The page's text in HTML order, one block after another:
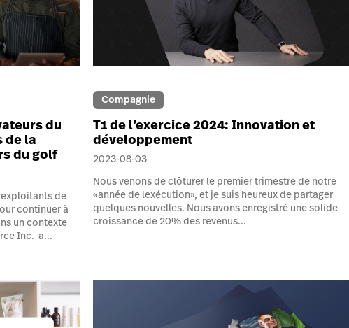
du
de la
du golf
de
continuer à
un contexte
Inc. a...
Compagnie
T1 de l’exercice 2024: Innovation et
développement
2023-08-03
Nous venons de clôturer le premier trimestre de notre
«année de lexécution», et je suis heureux de partager
quelques nouvelles. Nous avons enregistré une solide
croissance de 20% des revenus...